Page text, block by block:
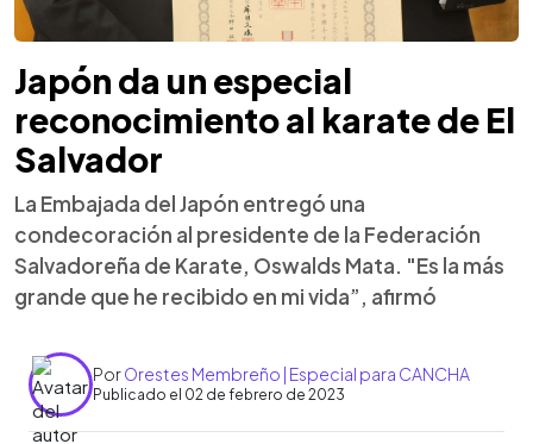
Japón da un especial
reconocimiento al karate de El
Salvador
La Embajada del Japón entregó una
condecoración al presidente de la Federación
Salvadoreña de Karate, Oswalds Mata. "Es la más
grande que he recibido en mi vida”, afirmó
PorOrestes Membreño | Especial para CANCHA
Publicado el 02 de febrero de 2023